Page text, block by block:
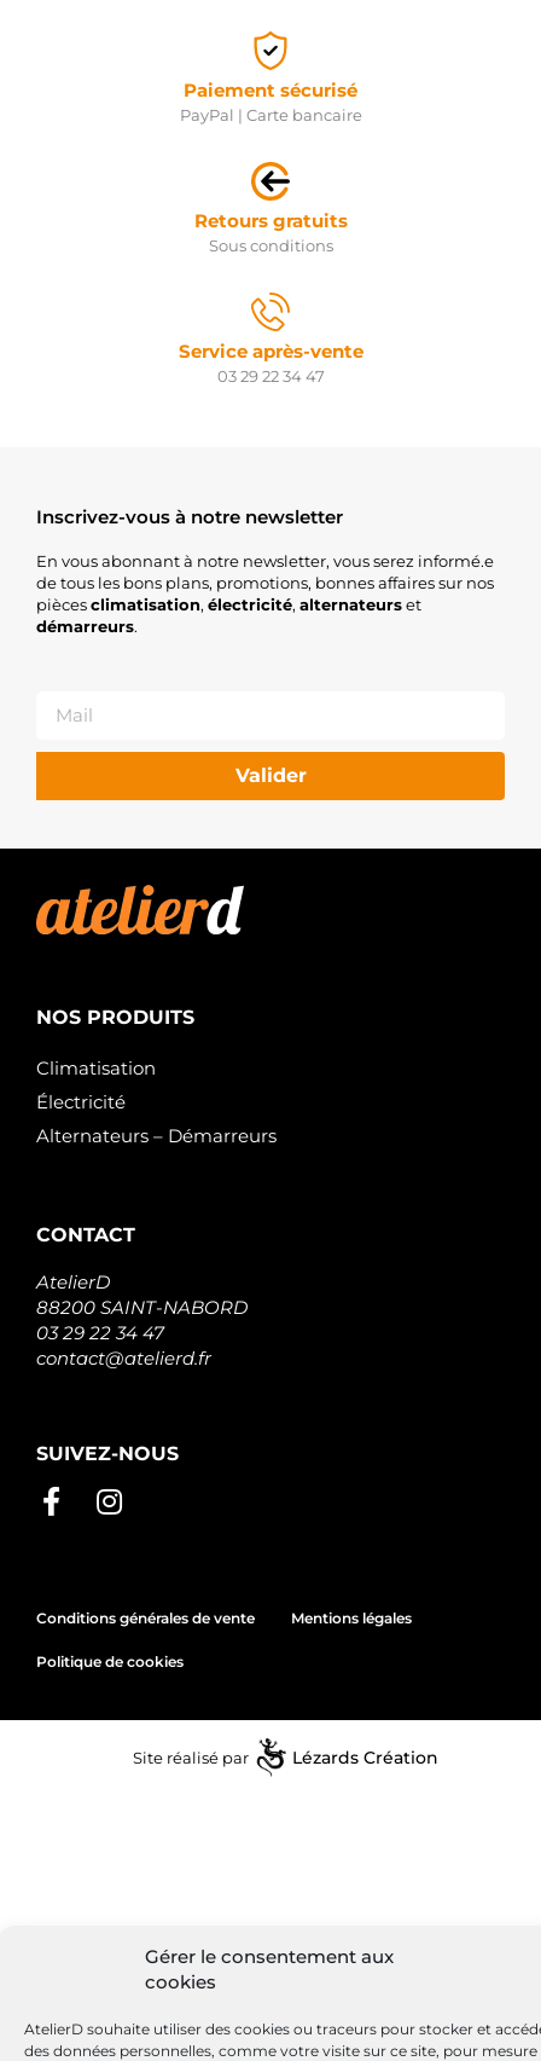
Gérer le consentement aux
cookies
AtelierD souhaite utiliser des cookies ou traceurs pour stocker et
des données personnelles, comme votre visite sur ce site, pour mesure
Paiement sécurisé
PayPal | Carte bancaire
Retours gratuits
Sous conditions
Service après-vente
03 29 22 34 47
Inscrivez-vous à notre newsletter
En vous abonnant à notre newsletter, vous serez informé.e
de tous les bons plans, promotions, bonnes affaires sur nos
piècesclimatisation, électricité, alternateurset
démarreurs.
Valider
NOS PRODUITS
Climatisation
Électricité
Alternateurs – Démarreurs
CONTACT
AtelierD
88200 SAINT-NABORD
03 29 22 34 47
contact@atelierd.fr
SUIVEZ-NOUS
Conditions générales de vente Mentions légales
Politique de cookies
Site réalisé par Lézards Création